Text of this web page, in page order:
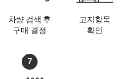
차량 검색 후
구매 결정
고지항목
확인
7